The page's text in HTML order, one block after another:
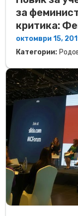
за
критика:
октомври 15,
Категории: